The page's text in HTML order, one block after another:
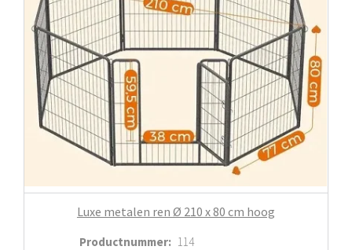
Luxe metalen ren Ø 210 x 80 cm hoog
Productnummer: 114